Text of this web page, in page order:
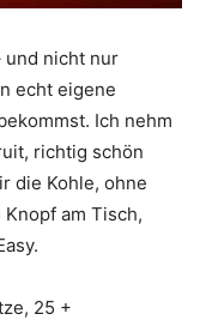
und nicht nur
echt eigene
Ich nehm
richtig schön
die Kohle, ohne
am Tisch,
25 +